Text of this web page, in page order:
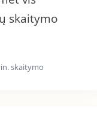
skaitymo
skaitymo